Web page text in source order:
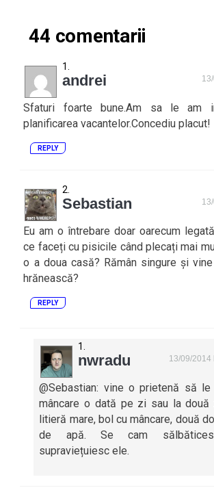
44 comentarii
andrei
Sfaturi foarte bune.Am sa le am
planificarea vacantelor.Concediu placut!
REPLY
Sebastian
Eu am o întrebare doar oarecum
ce faceți cu pisicile când plecați mai
o a doua casă? Rămân singure și
hrănească?
REPLY
nwradu 13/09/2014
@Sebastian: vine o prietenă să
mâncare o dată pe zi sau la două
litieră mare, bol cu mâncare, două
de apă. Se cam
supraviețuiesc ele.